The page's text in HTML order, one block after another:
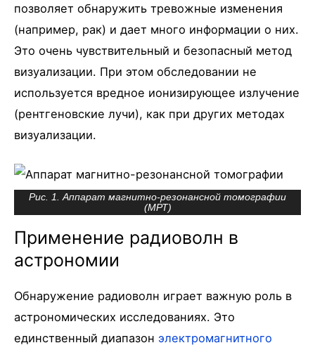
позволяет обнаружить тревожные изменения
(например, рак) и дает много информации о них.
Это очень чувствительный и безопасный метод
визуализации. При этом обследовании не
используется вредное ионизирующее излучение
(рентгеновские лучи), как при других методах
визуализации.
Рис. 1. Аппарат магнитно-резонансной томографии
(МРТ)
Применение радиоволн в
астрономии
Обнаружение радиоволн играет важную роль в
астрономических исследованиях. Это
единственный диапазон электромагнитного